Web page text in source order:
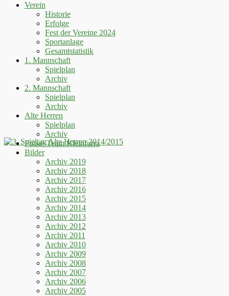
Verein
Historie
Erfolge
Fest der Vereine 2024
Sportanlage
Gesamtstatistik
1. Mannschaft
Spielplan
Archiv
2. Mannschaft
Spielplan
Archiv
Alte Herren
Spielplan
Archiv
Futsal-Team Kleinfurra
Bilder
Archiv 2019
Archiv 2018
Archiv 2017
Archiv 2016
Archiv 2015
Archiv 2014
Archiv 2013
Archiv 2012
Archiv 2011
Archiv 2010
Archiv 2009
Archiv 2008
Archiv 2007
Archiv 2006
Archiv 2005